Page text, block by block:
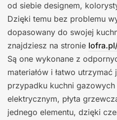
od siebie designem,
Dzięki temu bez problemu
dopasowany do swojej
znajdziesz na stronie
Są one wykonane z
materiałów i łatwo
przypadku kuchni
elektrycznym, płyta
jednego elementu, dzięki